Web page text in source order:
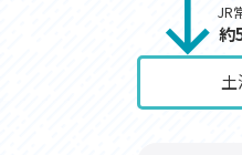
JR
約
土